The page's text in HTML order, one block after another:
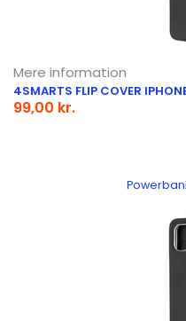
Mere information
4SMARTS FLIP COVER
99,00 kr.